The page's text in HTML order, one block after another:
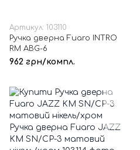
Артикул: 103110
Ручка дверна Fuaro INTRO
RM ABG-6
962 грн/компл.